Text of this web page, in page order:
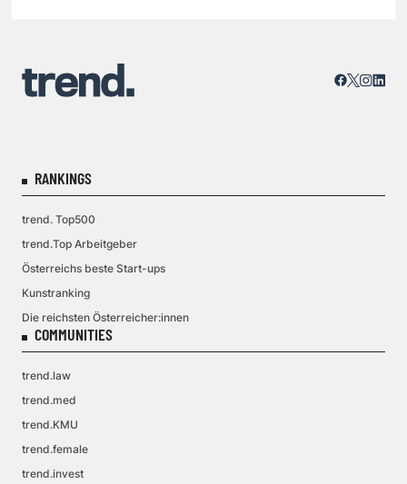
RANKINGS
trend. Top500
trend.Top Arbeitgeber
Österreichs beste Start-ups
Kunstranking
Die reichsten Österreicher:innen
COMMUNITIES
trend.law
trend.med
trend.KMU
trend.female
trend.invest